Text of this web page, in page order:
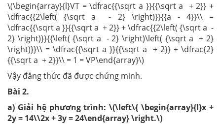
\(\begin{array}{l}VT = \dfrac{{\sqrt a }}{{\sqrt a + 2}} +
\dfrac{{2\left( {\sqrt a - 2} \right)}}{{a - 4}}\\ =
\dfrac{{\sqrt a }}{{\sqrt a + 2}} + \dfrac{{2\left( {\sqrt a -
2} \right)}}{{\left( {\sqrt a - 2} \right)\left( {\sqrt a + 2}
\right)}}\\ = \dfrac{{\sqrt a }}{{\sqrt a + 2}} + \dfrac{2}
{{\sqrt a + 2}}\\ = 1 = VP\end{array}\)
Vậy đẳng thức đã được chứng minh.
Bài 2.
a) Giải hệ phương trình: \(\left\{ \begin{array}{l}x +
2y = 14\\2x + 3y = 24\end{array} \right.\)